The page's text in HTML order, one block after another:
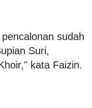
sudah
Suri,
kata Faizin.